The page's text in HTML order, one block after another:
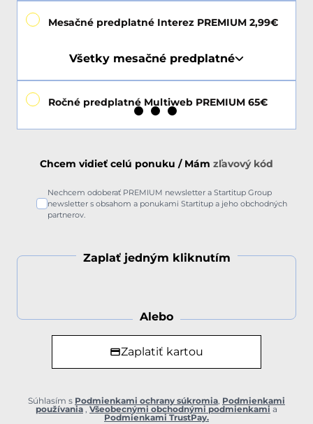
Mesačné predplatné Interez PREMIUM 2,99€
Všetky mesačné predplatné
Ročné predplatné Multiweb PREMIUM 65€
Chcem vidieť celú ponuku / Mám zľavový kód
Nechcem odoberať PREMIUM newsletter a Startitup Group
newsletter s obsahom a ponukami Startitup a jeho obchodných
partnerov.
Zaplať jedným kliknutím
Alebo
Zaplatiť kartou
Súhlasím s Podmienkami ochrany súkromia, Podmienkami
používania , Všeobecnými obchodnými podmienkami a
Podmienkami TrustPay.